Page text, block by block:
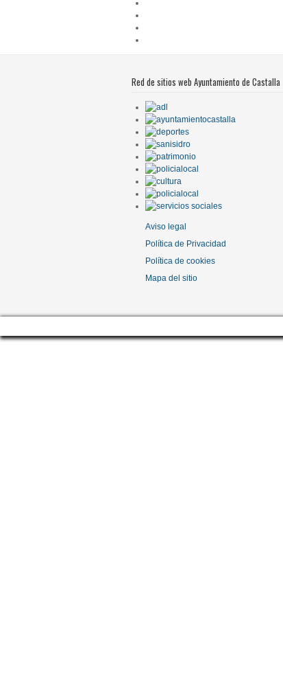
Red de sitios web Ayuntamiento de Castalla
Aviso legal
Política de Privacidad
Política de cookies
Mapa del sitio